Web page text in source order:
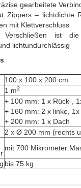
gearbeitete
Zippers – lichtdichte
mit Klettverschluss
ist die
lichtundurchlässig
100 x 100 x 200 cm
1 m2
+ 100 mm: 1 x Rück-,
+ 160 mm: 2 x linke,
+ 200 mm: 1 x Dach
2 x Ø 200 mm (rechts
mit 700 Mikrometer
bis 75 kg